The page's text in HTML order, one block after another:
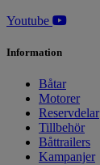
Youtube
Information
Båtar
Motorer
Reservdelar
Tillbehör
Båttrailers
Kampanjer